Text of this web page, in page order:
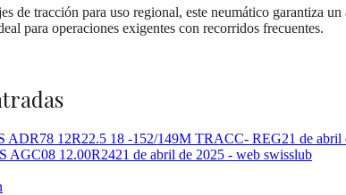
de tracción para uso regional, este neumático garantiza
para operaciones exigentes con recorridos frecuentes.
12R22.5 18 -152/149M TRACC- REG21 de abril
AGC08 12.00R2421 de abril de 2025 - web swisslub